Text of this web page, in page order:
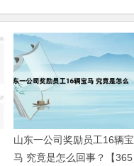
山东一公司奖励员工16辆宝
马 究竟是怎么回事？【365